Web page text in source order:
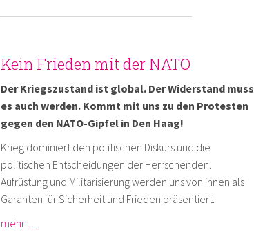
Kein Frieden mit der NATO
Der Kriegszustand ist global. Der Widerstand muss
es auch werden. Kommt mit uns zu den Protesten
gegen den NATO-Gipfel in Den Haag!
Krieg dominiert den politischen Diskurs und die
politischen Entscheidungen der Herrschenden.
Aufrüstung und Militarisierung werden uns von ihnen als
Garanten für Sicherheit und Frieden präsentiert.
mehr …